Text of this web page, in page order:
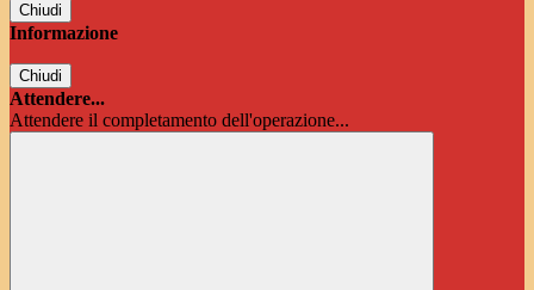
Chiudi
Informazione
Chiudi
Attendere...
Attendere il completamento dell'operazione...